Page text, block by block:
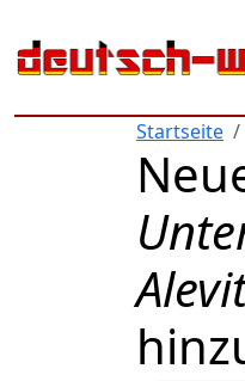
Startseite